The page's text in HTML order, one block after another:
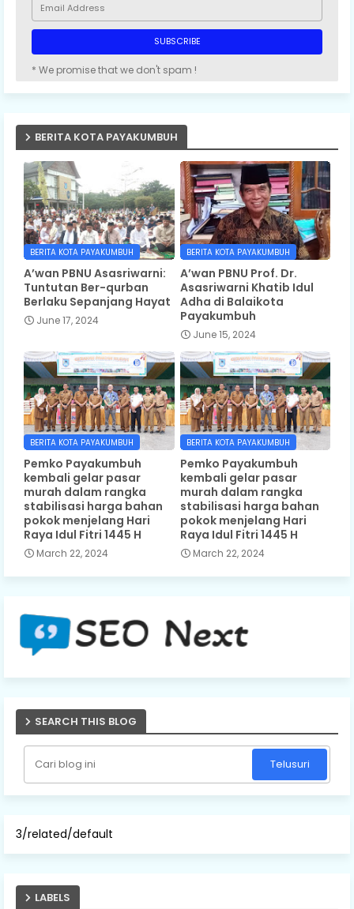
* We promise that we don't spam !
BERITA KOTA PAYAKUMBUH
BERITA KOTA PAYAKUMBUH
A’wan PBNU Asasriwarni:
Tuntutan Ber-qurban
Berlaku Sepanjang Hayat
June 17, 2024
BERITA KOTA PAYAKUMBUH
A’wan PBNU Prof. Dr.
Asasriwarni Khatib Idul
Adha di Balaikota
Payakumbuh
June 15, 2024
BERITA KOTA PAYAKUMBUH
Pemko Payakumbuh
kembali gelar pasar
murah dalam rangka
stabilisasi harga bahan
pokok menjelang Hari
Raya Idul Fitri 1445 H
March 22, 2024
BERITA KOTA PAYAKUMBUH
Pemko Payakumbuh
kembali gelar pasar
murah dalam rangka
stabilisasi harga bahan
pokok menjelang Hari
Raya Idul Fitri 1445 H
March 22, 2024
SEARCH THIS BLOG
3/related/default
LABELS